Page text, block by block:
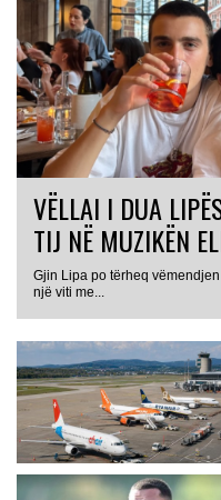
VËLLAI I DUA
TIJ NË MUZIKËN
Gjin Lipa po tërheq
një viti me...
GJERMANI